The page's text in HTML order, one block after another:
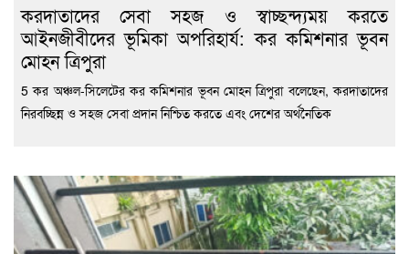
করদাতাদের সেবা সহজ ও স্বাচ্ছন্দ্যময় করতে
আইনজীবীদের ভূমিকা অপরিহার্য: কর কমিশনার ভূবন
মোহন ত্রিপুরা
5 কর অঞ্চল-সিলেটের কর কমিশনার ভূবন মোহন ত্রিপুরা বলেছেন, করদাতাদের
নিরবচ্ছিন্ন ও সহজ সেবা প্রদান নিশ্চিত করতে এবং দেশের অর্থনৈতিক